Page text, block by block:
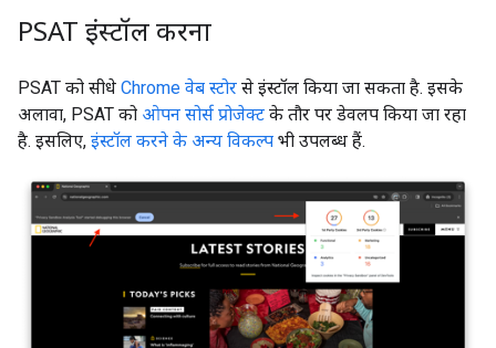
PSAT इंस्टॉल करना
PSAT को सीधे Chrome वेब स्टोर से इंस्टॉल किया जा सकता है. इसके
अलावा, PSAT को ओपन सोर्स प्रोजेक्ट के तौर पर डेवलप किया जा रहा
है. इसलिए, इंस्टॉल करने के अन्य विकल्प भी उपलब्ध हैं.